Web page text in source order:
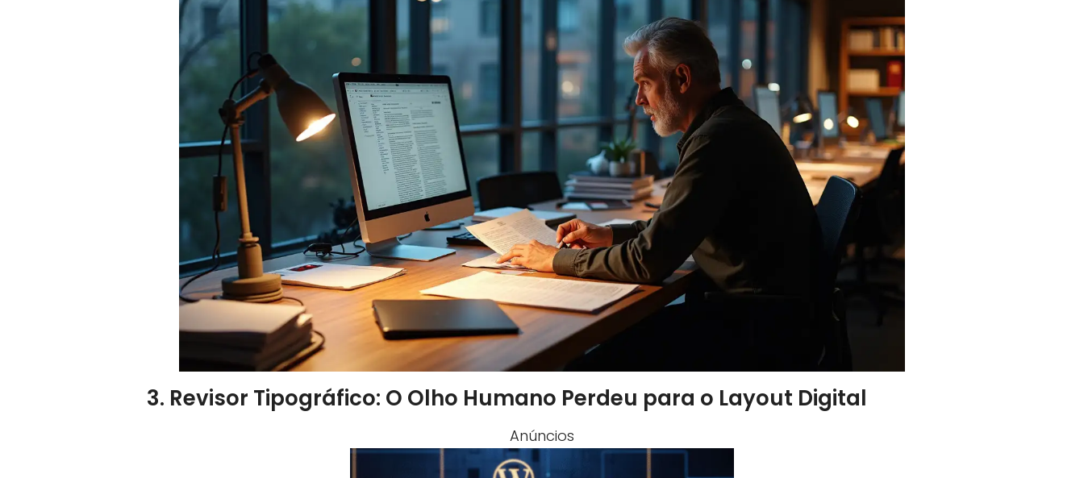
3. Revisor Tipográfico: O Olho Humano Perdeu para o Layout Digital
Anúncios